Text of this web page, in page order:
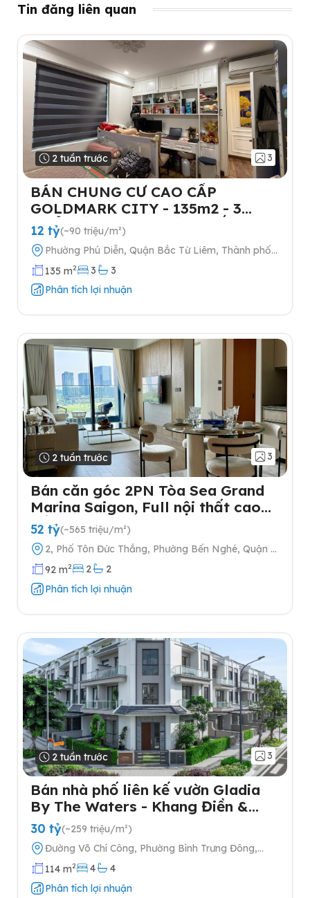
Tin đăng liên quan
2 tuần trước 3
BÁN CHUNG CƯ CAO CẤP
GOLDMARK CITY - 135m2 - 3
NGỦ-TẶNG FULL NỘI THẤT- 2
SLOT Ô TÔ
12 tỷ(~90 triệu/m²)
Phường Phú Diễn, Quận Bắc Từ Liêm, Thành phố
Hà Nội
135 m2 3
3
Phân tích lợi nhuận
2 tuần trước 3
Bán căn góc 2PN Tòa Sea Grand
Marina Saigon, Full nội thất cao
cấp
52 tỷ(~565 triệu/m²)
2, Phố Tôn Đức Thắng, Phường Bến Nghé, Quận 1,
Thành phố Hồ Chí Minh
92 m2 2
2
Phân tích lợi nhuận
2 tuần trước 3
Bán nhà phố liên kế vườn Gladia
By The Waters - Khang Điền &
Keppel tại Quận 2
30 tỷ(~259 triệu/m²)
Đường Võ Chí Công, Phường Bình Trưng Đông,
Quận 2, Thành phố Hồ Chí Minh
114 m2 4
4
Phân tích lợi nhuận